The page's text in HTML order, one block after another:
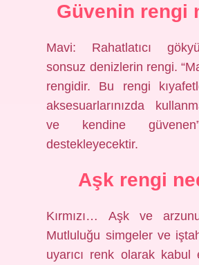
Güvenin rengi
Mavi: Rahatlatıcı
sonsuz denizlerin rengi.
rengidir. Bu rengi
aksesuarlarınızda
ve kendine güvenen”
destekleyecektir.
Aşk rengi
Kırmızı… Aşk ve
Mutluluğu simgeler ve
uyarıcı renk olarak kabul